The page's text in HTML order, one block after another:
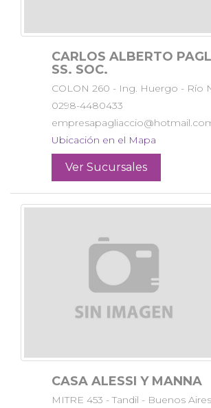
CARLOS ALBERTO
SS. SOC.
COLON 260 - Ing. Huergo - Río
0298-4480433
Ubicación en el Mapa
Ver Sucursales
CASA ALESSI Y MANNA
MITRE 453 - Tandil - Buenos Aires